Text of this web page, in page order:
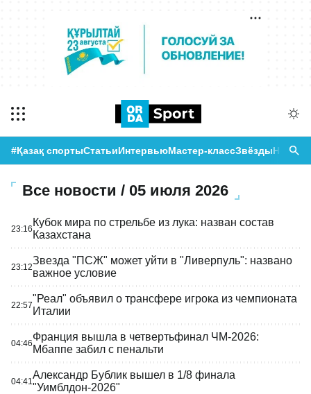
#Қазақ спортыСтатьиИнтервьюМастер-классЗвёзды
Все новости / 05 июля 2026
23:16
Кубок мира по стрельбе из лука: назван состав
Казахстана
23:12
Звезда "ПСЖ" может уйти в "Ливерпуль": названо
важное условие
22:57
"Реал" объявил о трансфере игрока из чемпионата
Италии
04:46
Франция вышла в четвертьфинал ЧМ-2026:
Мбаппе забил с пенальти
04:41
Александр Бублик вышел в 1/8 финала
"Уимблдон-2026"